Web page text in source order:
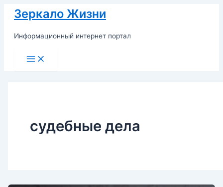
Перейти
содержимому
Зеркало Жизни
Информационный интернет портал
Main
Menu
судебные дела